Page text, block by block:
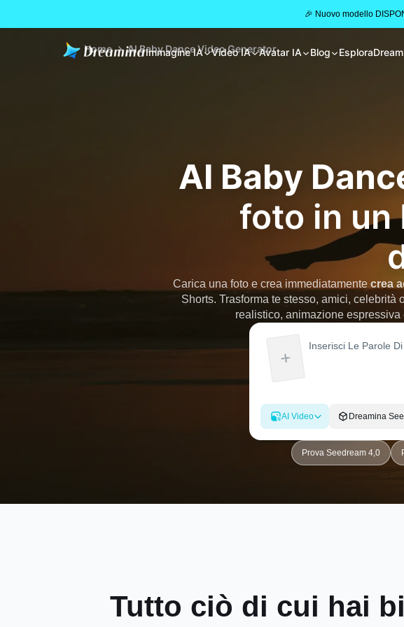
🎉 Nuovo modello
Immagine IA Video IA Avatar IA Blog Esplora
Home AI Baby Dance Video Generator
AI Baby
foto in un
Carica una foto e crea immediatamente crea
Shorts. Trasforma te stesso, amici,
realistico, animazione
AI Video Dreamina
Prova Seedream 4,0
Tutto ciò di cui hai